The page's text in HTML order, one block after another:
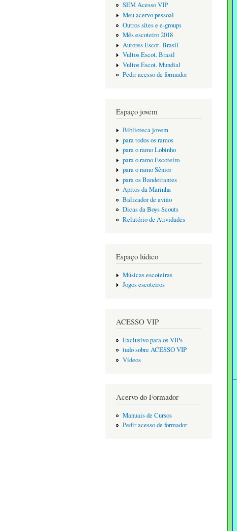
SEM Acesso VIP
Meu acervo pessoal
Outros sites e e-groups
Mês escoteiro 2018
Autores Escot. Brasil
Vultos Escot. Brasil
Vultos Escot. Mundial
Pedir acesso de formador
Espaço jovem
Biblioteca jovem
para todos os ramos
para o ramo Lobinho
para o ramo Escoteiro
para o ramo Sênior
para os Bandeirantes
Apitos da Marinha
Balizador de avião
Dicas da Boys Scouts
Relatório de Atividades
Espaço lúdico
Músicas escoteiras
Jogos escoteiros
ACESSO VIP
Exclusivo para os VIPs
tudo sobre ACESSO VIP
Vídeos
Acervo do Formador
Manuais de Cursos
Pedir acesso de formador